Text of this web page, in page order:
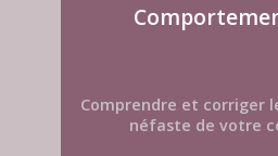
Comprendre et corriger
néfaste de votre